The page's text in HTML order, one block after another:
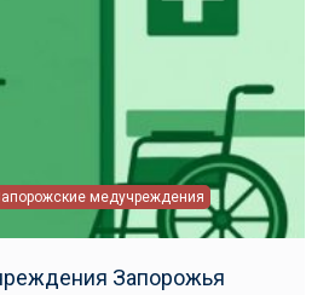
медучреждения
Запорожья